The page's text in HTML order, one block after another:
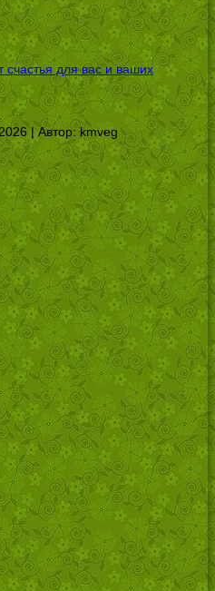
для вас и ваших
| Автор:kmveg